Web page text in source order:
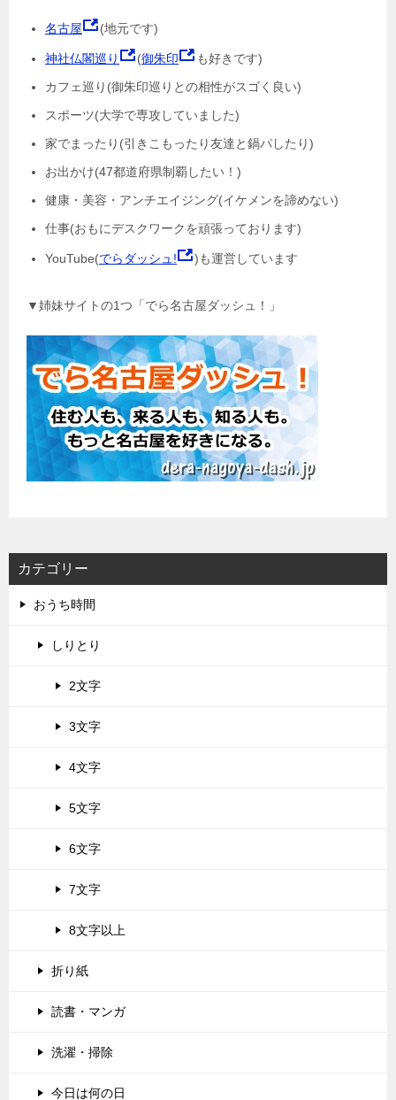
名古屋 (地元です)
神社仏閣巡り (御朱印
も好きです)
カフェ巡り(御朱印巡りとの相性がスゴく良い)
スポーツ(大学で専攻していました)
家でまったり(引きこもったり友達と鍋パしたり)
お出かけ(47都道府県制覇したい！)
健康・美容・アンチエイジング(イケメンを諦めない)
仕事(おもにデスクワークを頑張っております)
YouTube(でらダッシュ! )も運営しています
▼姉妹サイトの1つ「でら名古屋ダッシュ！」
カテゴリー
おうち時間
しりとり
2文字
3文字
4文字
5文字
6文字
7文字
8文字以上
折り紙
読書・マンガ
洗濯・掃除
今日は何の日